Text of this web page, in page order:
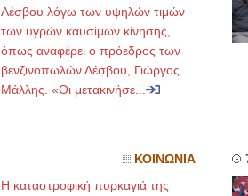
Λέσβου λόγω των υψηλών τιμών
των υγρών καυσίμων κίνησης,
όπως αναφέρει ο πρόεδρος των
βενζινοπωλών Λέσβου, Γιώργος
Μάλλης. «Οι μετακινήσε...
ΚΟΙΝΩΝΙΑ
Η καταστροφική πυρκαγιά της